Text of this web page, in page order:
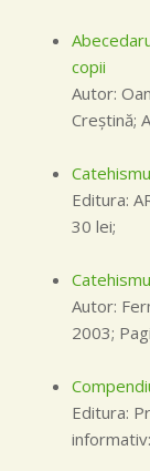
copii
Autor:
Creştină;
Editura:
30 lei;
Autor:
2003;
Editura: